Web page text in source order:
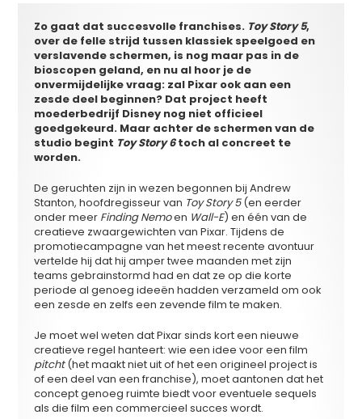
Zo gaat dat succesvolle franchises. Toy Story 5,
over de felle strijd tussen klassiek speelgoed en
verslavende schermen, is nog maar pas in de
bioscopen geland, en nu al hoor je de
onvermijdelijke vraag: zal Pixar ook aan een
zesde deel beginnen? Dat project heeft
moederbedrijf Disney nog niet officieel
goedgekeurd. Maar achter de schermen van de
studio begint Toy Story 6toch al concreet te
worden.
De geruchten zijn in wezen begonnen bijAndrew
Stanton, hoofdregisseur van Toy Story 5(en eerder
onder meer Finding Nemoen Wall-E) en één van de
creatieve zwaargewichten van Pixar. Tijdens de
promotiecampagne van het meest recente avontuur
vertelde hij dat hij amper twee maanden met zijn
teams gebrainstormd had en dat ze op die korte
periode al genoeg ideeën hadden verzameld om ook
een zesde en zelfs een zevende film te maken.
Je moet wel weten dat Pixar sinds kort een nieuwe
creatieve regel hanteert: wie een idee voor een film
pitcht(het maakt niet uit of het een origineel project is
of een deel van een franchise), moet aantonen dat het
concept genoeg ruimte biedt voor eventuele sequels
als die film een commercieel succes wordt.